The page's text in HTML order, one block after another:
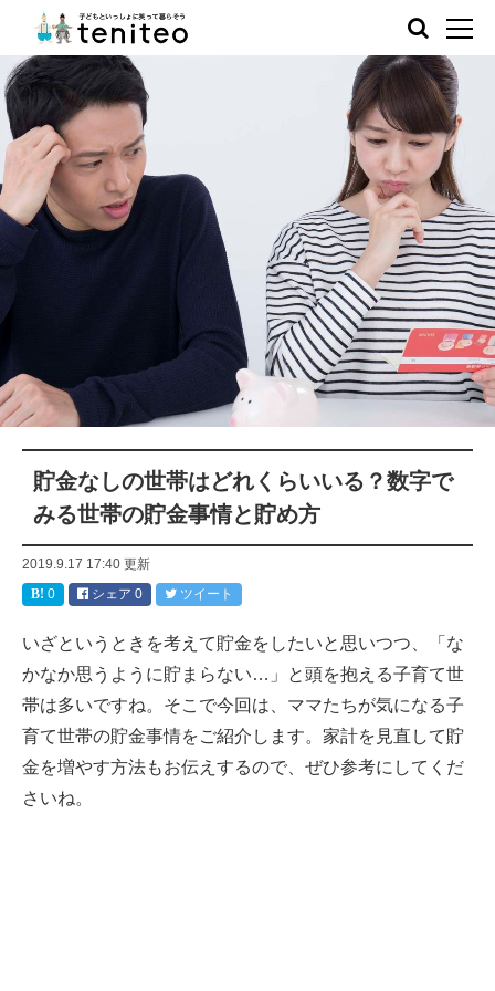
貯金なしの世帯はどれくらいいる？数字で
みる世帯の貯金事情と貯め方
2019.9.17 17:40 更新
0
シェア 0 ツイート
いざというときを考えて貯金をしたいと思いつつ、「な
かなか思うように貯まらない…」と頭を抱える子育て世
帯は多いですね。そこで今回は、ママたちが気になる子
育て世帯の貯金事情をご紹介します。家計を見直して貯
金を増やす方法もお伝えするので、ぜひ参考にしてくだ
さいね。